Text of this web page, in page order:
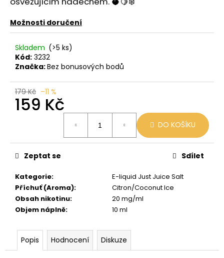
Možnosti doručení
Skladem (>5 ks)
Kód: 3232
Značka:Bez bonusových bodů
179 Kč –11 %
159 Kč
DO KOŠÍKU
Kategorie:
E-liquid Just Juice Salt
Příchuť (Aroma):
Citron/Coconut Ice
Obsah nikotinu:
20 mg/ml
Objem náplně: 10 ml
Zeptat se Sdílet
Popis Hodnocení Diskuze
č
u
e
m
GRAPE
89
Kč
109
Kč